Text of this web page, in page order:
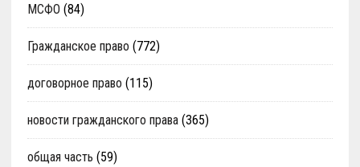
МСФО (84)
Гражданское право (772)
договорное право (115)
новости гражданского права(365)
общая часть (59)